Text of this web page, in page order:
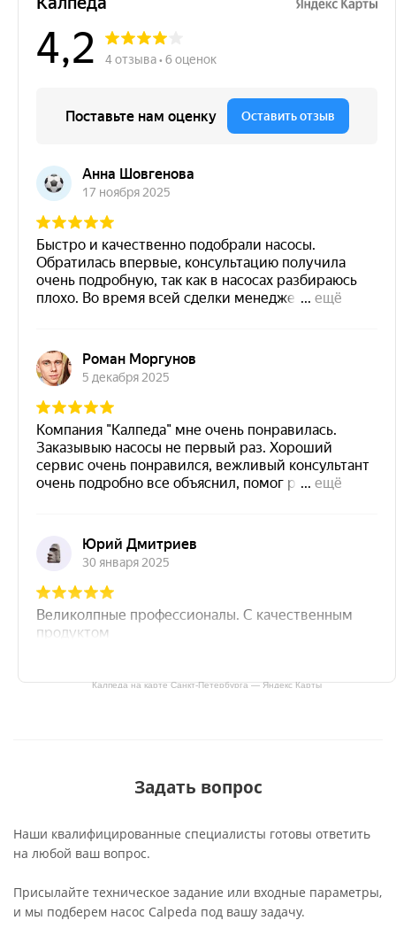
Калпеда на карте Санкт‑Петербурга — Яндекс Карты
Задать вопрос
Наши квалифицированные специалисты готовы ответить
на любой ваш вопрос.
Присылайте техническое задание или входные параметры,
и мы подберем насос Calpeda под вашу задачу.